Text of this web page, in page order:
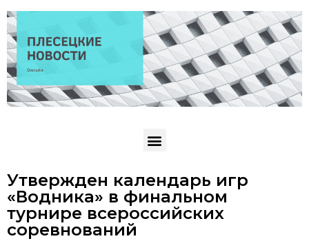
Утвержден календарь игр
«Водника» в финальном
турнире всероссийских
соревнований